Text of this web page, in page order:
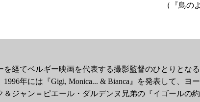
（『鳥の
経てベルギー映画を代表する撮影監督のひとりとな
年には『Gigi, Monica... & Bianca』を発表して、ヨ
ジャン＝ピエール・ダルデンヌ兄弟の『イゴールの約